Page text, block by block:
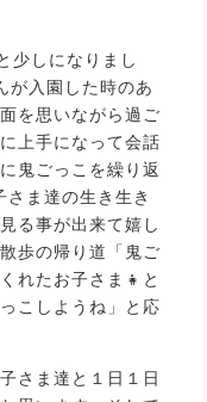
少しになりまし
が入園した時のあ
を思いながら過ご
上手になって会話
鬼ごっこを繰り返
さま達の生き生き
る事が出来て嬉し
歩の帰り道「鬼ご
れたお子さま👧と
こしようね」と応
さま達と１日１日